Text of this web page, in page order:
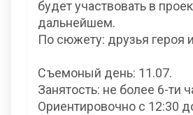
будет участвовать в
дальнейшем.
По сюжету: друзья героя
Съемоный день: 11.07.
Занятость: не более 6-ти
Ориентировочно с 12:30